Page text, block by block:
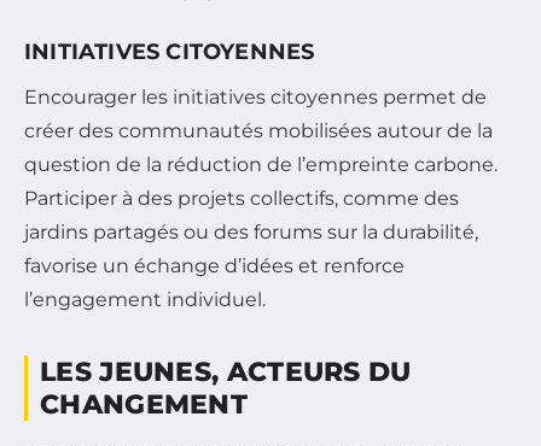
INITIATIVES CITOYENNES
Encourager les initiatives citoyennes permet de
créer des communautés mobilisées autour de la
question de la réduction de l’empreinte carbone.
Participer à des projets collectifs, comme des
jardins partagés ou des forums sur la durabilité,
favorise un échange d’idées et renforce
l’engagement individuel.
LES JEUNES, ACTEURS DU
CHANGEMENT